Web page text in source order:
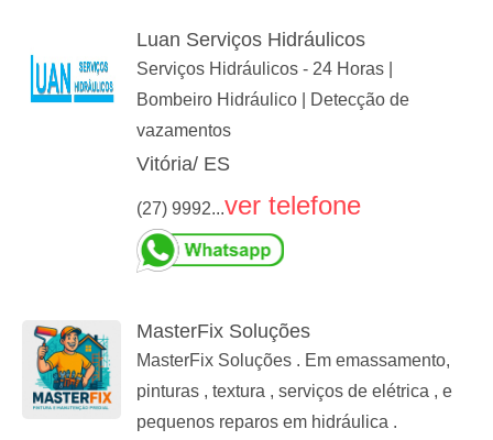
Luan Serviços Hidráulicos
Serviços Hidráulicos - 24 Horas |
Bombeiro Hidráulico | Detecção de
vazamentos
Vitória/ ES
(27) 9992...ver telefone
MasterFix Soluções
MasterFix Soluções . Em emassamento,
pinturas , textura , serviços de elétrica , e
pequenos reparos em hidráulica .